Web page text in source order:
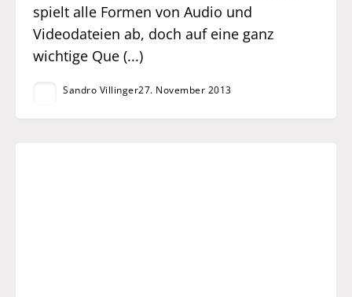
spielt alle Formen von Audio und
Videodateien ab, doch auf eine ganz
wichtige Que (...)
Sandro Villinger27. November 2013